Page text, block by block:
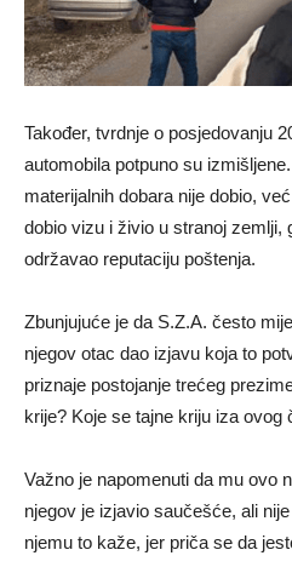
Također, tvrdnje o posjedovanju
automobila potpuno su
materijalnih dobara nije dobio,
dobio vizu i živio u stranoj zemlji,
održavao reputaciju poštenja.
Zbunjujuće je da S.Z.A. često
njegov otac dao izjavu koja to
priznaje postojanje trećeg
krije? Koje se tajne kriju iza ovog
Važno je napomenuti da mu ovo
njegov je izjavio saučešće, ali
njemu to kaže, jer priča se da